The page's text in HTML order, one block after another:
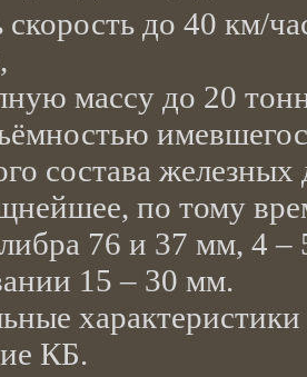
скорость до 40 км/
массу до 20
состава железных
по тому
76 и 37 мм, 4 –
15 – 30 мм.
КБ.